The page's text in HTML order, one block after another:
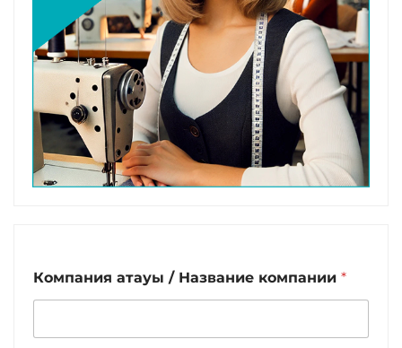
Компания атауы / Название компании *